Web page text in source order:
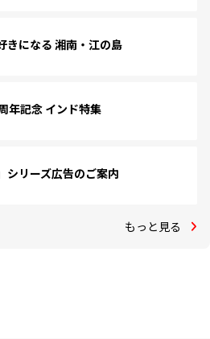
きになる 湘南・江の島
年記念 インド特集
シリーズ広告のご案内
もっと見る